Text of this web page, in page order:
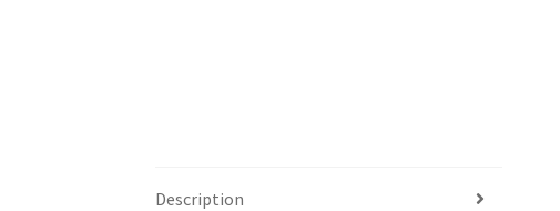
Description